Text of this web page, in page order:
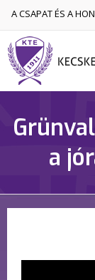
A CSAPAT ÉS A
a